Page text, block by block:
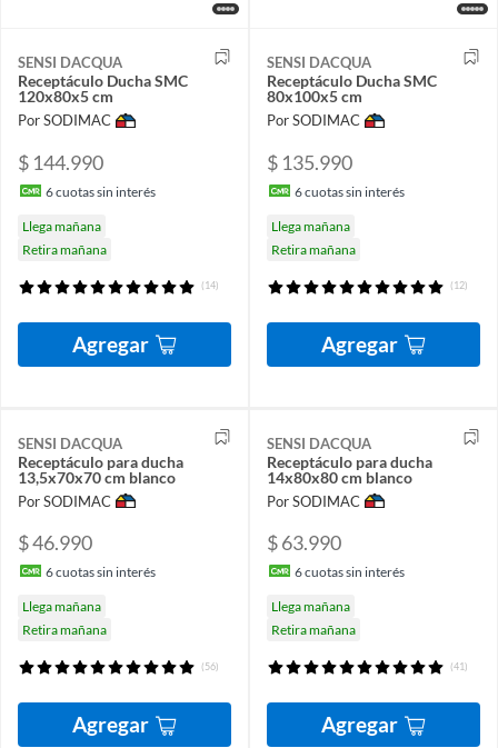
SENSI DACQUA
Receptáculo Ducha SMC
120x80x5 cm
Por SODIMAC
$ 144.990
6cuotas sin interés
Llega mañana
Retira mañana
(14)
Agregar
SENSI DACQUA
Receptáculo Ducha SMC
80x100x5 cm
Por SODIMAC
$ 135.990
6cuotas sin interés
Llega mañana
Retira mañana
(12)
Agregar
SENSI DACQUA
Receptáculo para ducha
13,5x70x70 cm blanco
Por SODIMAC
$ 46.990
6cuotas sin interés
Llega mañana
Retira mañana
(56)
Agregar
SENSI DACQUA
Receptáculo para ducha
14x80x80 cm blanco
Por SODIMAC
$ 63.990
6cuotas sin interés
Llega mañana
Retira mañana
(41)
Agregar